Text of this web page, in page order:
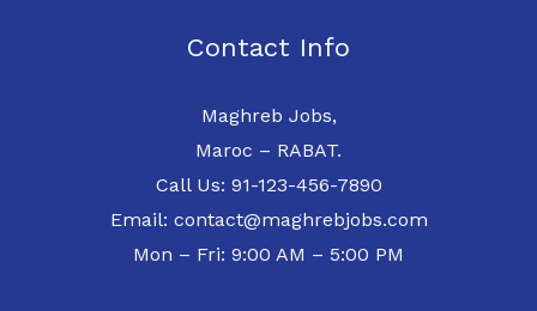
Contact Info
Maghreb Jobs,
Maroc – RABAT.
Call Us: 91-123-456-7890
Email: contact@maghrebjobs.com
Mon – Fri: 9:00 AM – 5:00 PM